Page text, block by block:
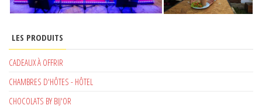
LES PRODUITS
CADEAUX À OFFRIR
CHAMBRES D'HÔTES - HÔTEL
CHOCOLATS BY BIJ'OR